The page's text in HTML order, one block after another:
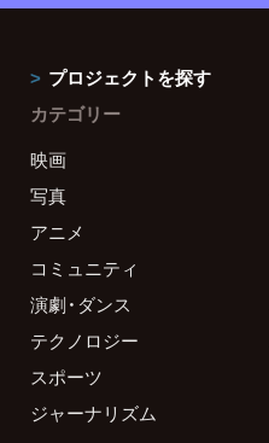
プロジェクトを探す
カテゴリー
映画
写真
アニメ
コミュニティ
演劇・ダンス
テクノロジー
スポーツ
ジャーナリズム